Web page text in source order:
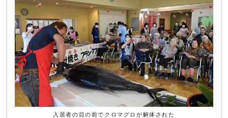
入居者の目の前でクロマグロが解体された